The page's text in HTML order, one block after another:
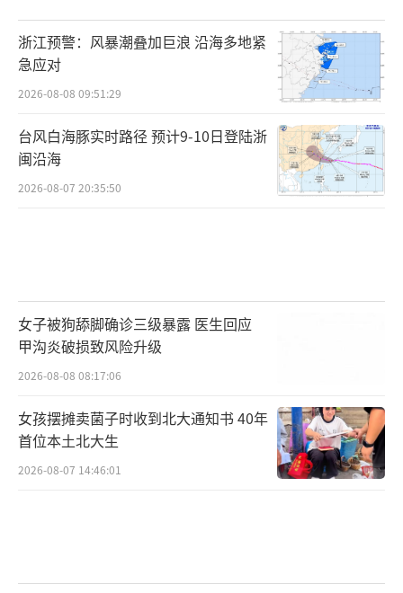
浙江预警：风暴潮叠加巨浪 沿海多地紧
急应对
2026-08-08 09:51:29
台风白海豚实时路径 预计9-10日登陆浙
闽沿海
2026-08-07 20:35:50
女子被狗舔脚确诊三级暴露 医生回应
甲沟炎破损致风险升级
2026-08-08 08:17:06
女孩摆摊卖菌子时收到北大通知书 40年
首位本土北大生
2026-08-07 14:46:01